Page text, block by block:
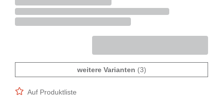
weitere Varianten (3)
Auf Produktliste